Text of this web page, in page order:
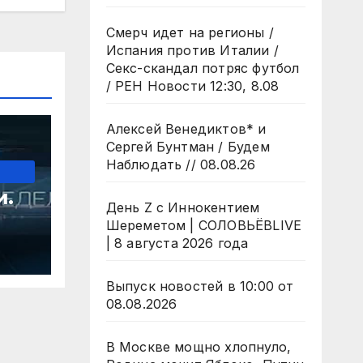
Смерч идет на регионы /
Испания против Италии /
Секс-скандал потряс футбол
/ РЕН Новости 12:30, 8.08
Алексей Венедиктов* и
Сергей Бунтман / Будем
Наблюдать // 08.08.26
День Z с Иннокентием
Шереметом | СОЛОВЬЁВLIVE
| 8 августа 2026 года
Выпуск новостей в 10:00 от
08.08.2026
В Москве мощно хлопнуло,